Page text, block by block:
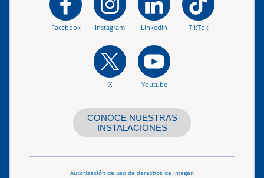
Facebook Instagram LinkedIn TikTok
X Youtube
CONOCE NUESTRAS
INSTALACIONES
Autorización de uso de derechos de imagen